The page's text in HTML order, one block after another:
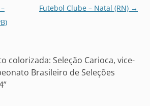
Futebol Clube – Natal (RN) →
colorizada: Seleção Carioca, vice-
Brasileiro de Seleções
”